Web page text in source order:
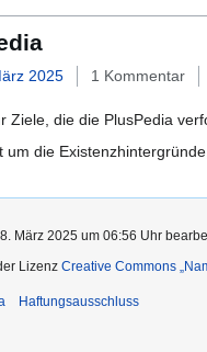
2025 1 Kommentar
Ziele, die die PlusPedia
um die
März 2025 um 06:56 Uhr
Lizenz Creative Commons
Haftungsausschluss